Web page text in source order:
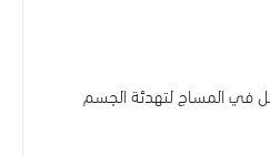
في المساج لتهدئة الجسم